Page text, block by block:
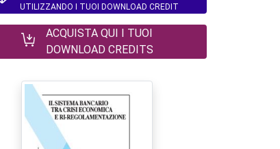
UTILIZZANDO I TUOI DOWNLOAD CREDIT
ACQUISTA QUI I TUOI
DOWNLOAD CREDITS